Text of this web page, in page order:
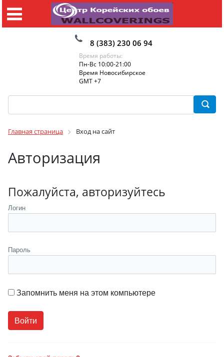
8 (383) 230 06 94
Время работы:
Пн-Вс 10:00-21:00
Время Новосибирское
GMT +7
Главная страница Вход на сайт
Авторизация
Пожалуйста, авторизуйтесь
Логин
Пароль
Запомнить меня на этом компьютере